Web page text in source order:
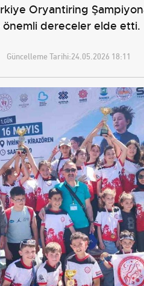
Oryantiring
dereceler elde etti.
Güncelleme Tarihi:24.05.2026 18:11